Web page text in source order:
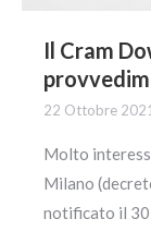
Il Cram
22 Ottobre
Molto
Milano
notificato il 30